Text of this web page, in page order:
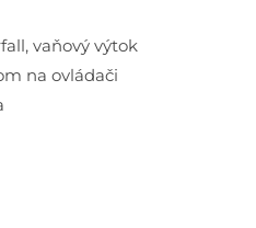
vaňový výtok
na ovládači